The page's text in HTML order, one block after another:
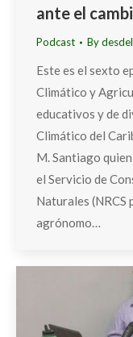
ante el
Podcast By
Este es el sexto
Climático y
educativos y de
Climático del
M. Santiago
el Servicio de
Naturales (NRCS
agrónomo…